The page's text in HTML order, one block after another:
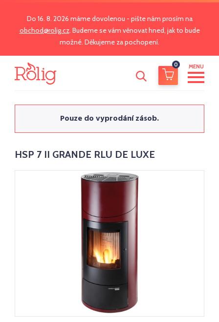
Do 16. 8. 2026 máme dovolenou - pište nám prosím na
obchod@rolig.cz. Budeme se vám věnovat hned, jak to bude
možné. Děkujeme za pochopení.
0 MENU
Pouze do vyprodání zásob.
HSP 7 II GRANDE RLU DE LUXE